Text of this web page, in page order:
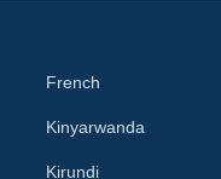
French
Kinyarwanda
Kirundi